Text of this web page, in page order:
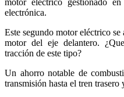
motor eléctrico gestionado
electrónica.
Este segundo motor eléctrico
motor del eje delantero.
tracción de este tipo?
Un ahorro notable de
transmisión hasta el tren trasero